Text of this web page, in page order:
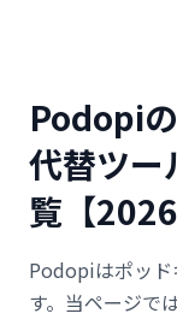
Podopi
代替ツー
覧【2026
Podopiはポッド
す。当ページで